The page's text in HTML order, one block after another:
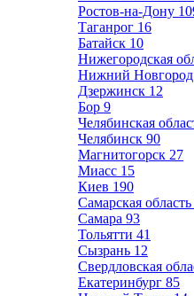
Ростов-на-Дону
Таганрог 16
Батайск 10
Нижегородская
Нижний Новгород
Дзержинск 12
Бор 9
Челябинская
Челябинск 90
Магнитогорск 27
Миасс 15
Киев 190
Самарская область
Самара 93
Тольятти 41
Сызрань 12
Свердловская
Екатеринбург 85